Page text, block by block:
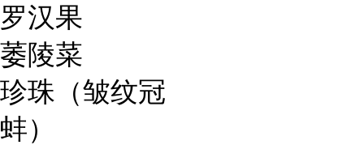
罗汉果
萎陵菜
珍珠（皱纹冠
蚌）